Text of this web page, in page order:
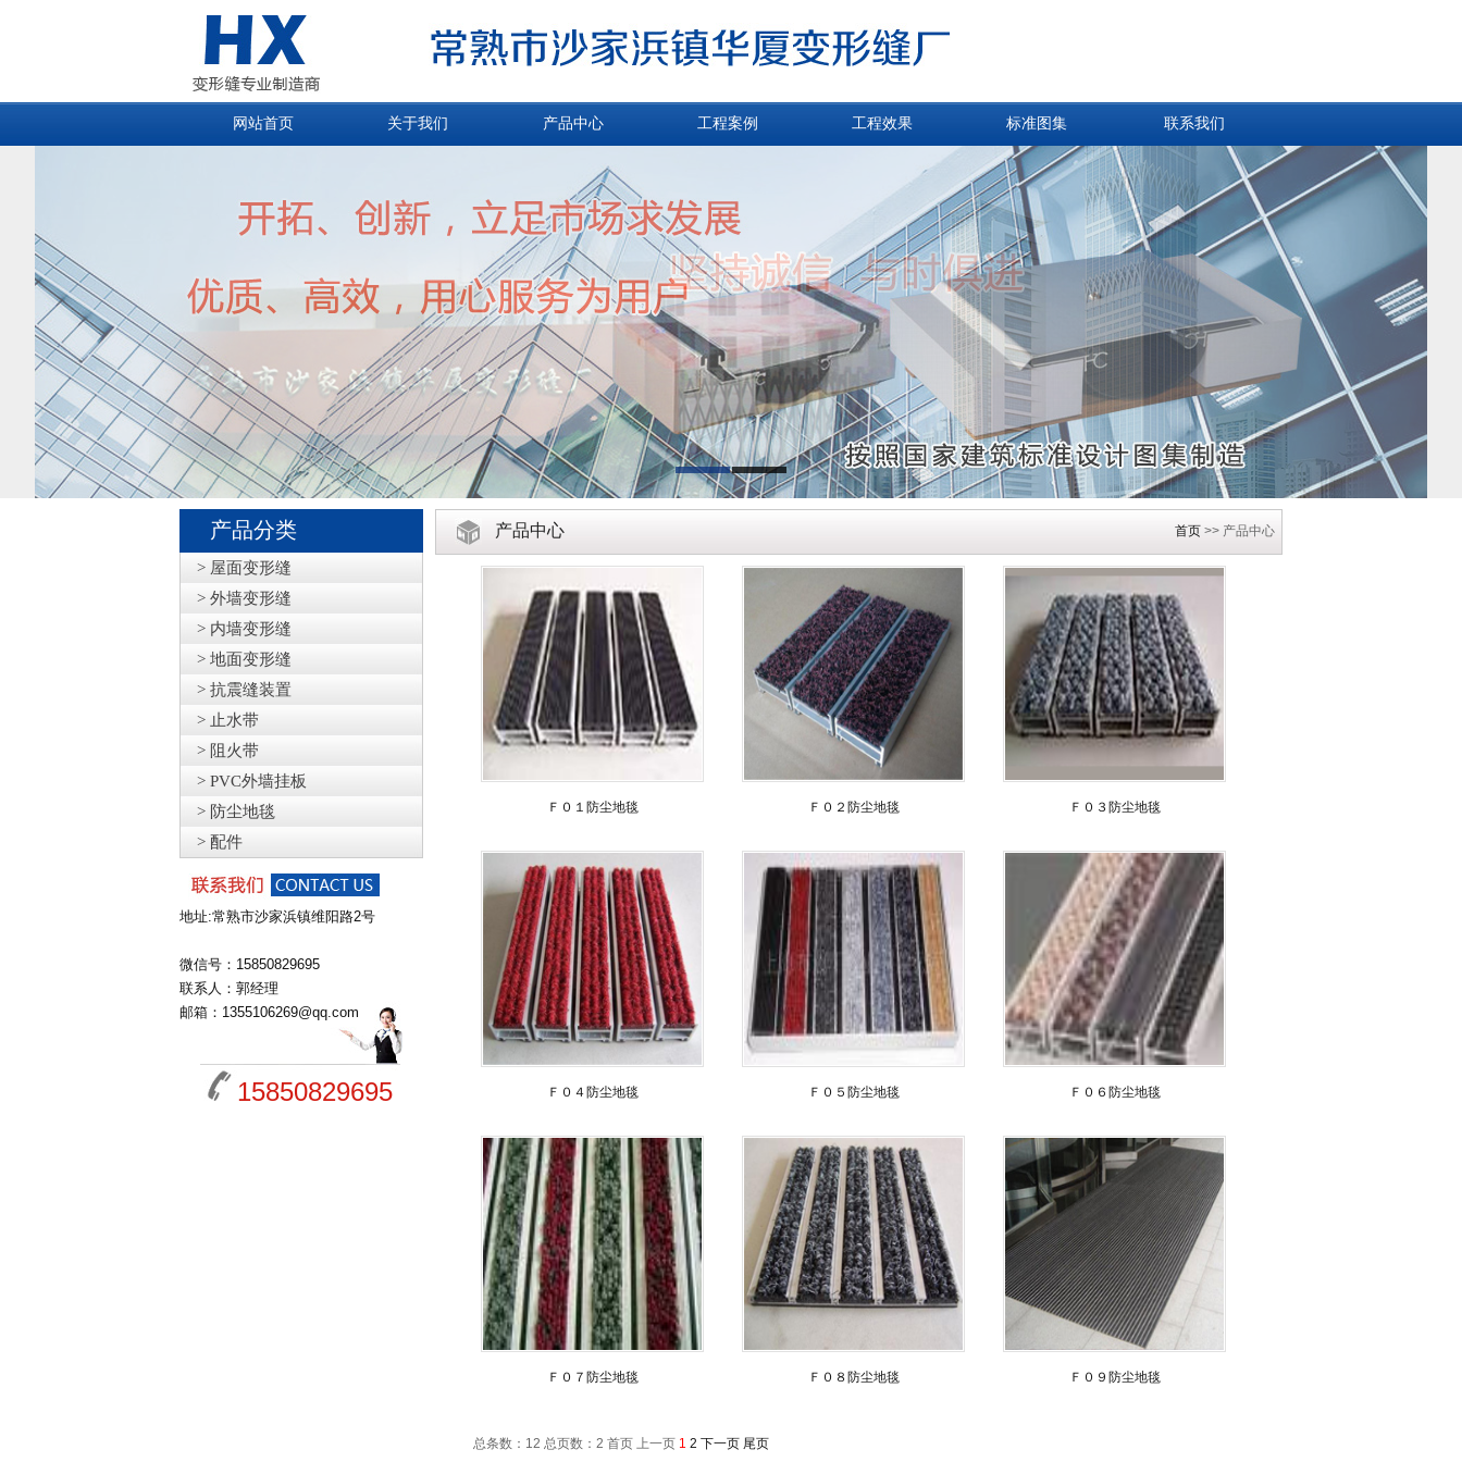
网站首页 关于我们 产品中心 工程案例 工程效果 标准图集 联系我们
产品分类
> 屋面变形缝
> 外墙变形缝
> 内墙变形缝
> 地面变形缝
> 抗震缝装置
> 止水带
> 阻火带
> PVC外墙挂板
> 防尘地毯
> 配件
地址:常熟市沙家浜镇维阳路2号
微信号：15850829695
联系人：郭经理
邮箱：1355106269@qq.com
15850829695
产品中心 首页>> 产品中心
Ｆ０１防尘地毯 Ｆ０２防尘地毯 Ｆ０３防尘地毯
Ｆ０４防尘地毯 Ｆ０５防尘地毯 Ｆ０６防尘地毯
Ｆ０７防尘地毯 Ｆ０８防尘地毯 Ｆ０９防尘地毯
总条数：12 总页数：2 首页 上一页 1 2 下一页 尾页